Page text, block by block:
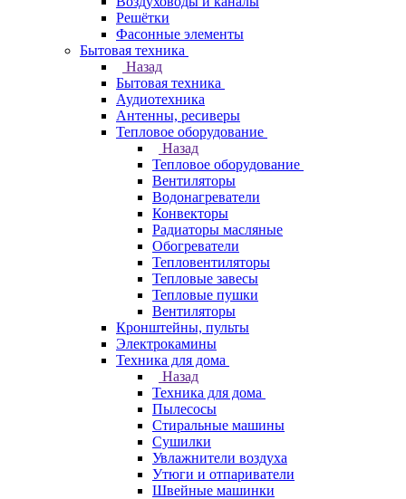
Решётки
Фасонные элементы
Бытовая техника
Назад
Бытовая техника
Аудиотехника
Антенны, ресиверы
Тепловое оборудование
Назад
Тепловое оборудование
Вентиляторы
Водонагреватели
Конвекторы
Радиаторы масляные
Обогреватели
Тепловентиляторы
Тепловые завесы
Тепловые пушки
Вентиляторы
Кронштейны, пульты
Электрокамины
Техника для дома
Назад
Техника для дома
Пылесосы
Стиральные машины
Сушилки
Увлажнители воздуха
Утюги и отпариватели
Швейные машинки